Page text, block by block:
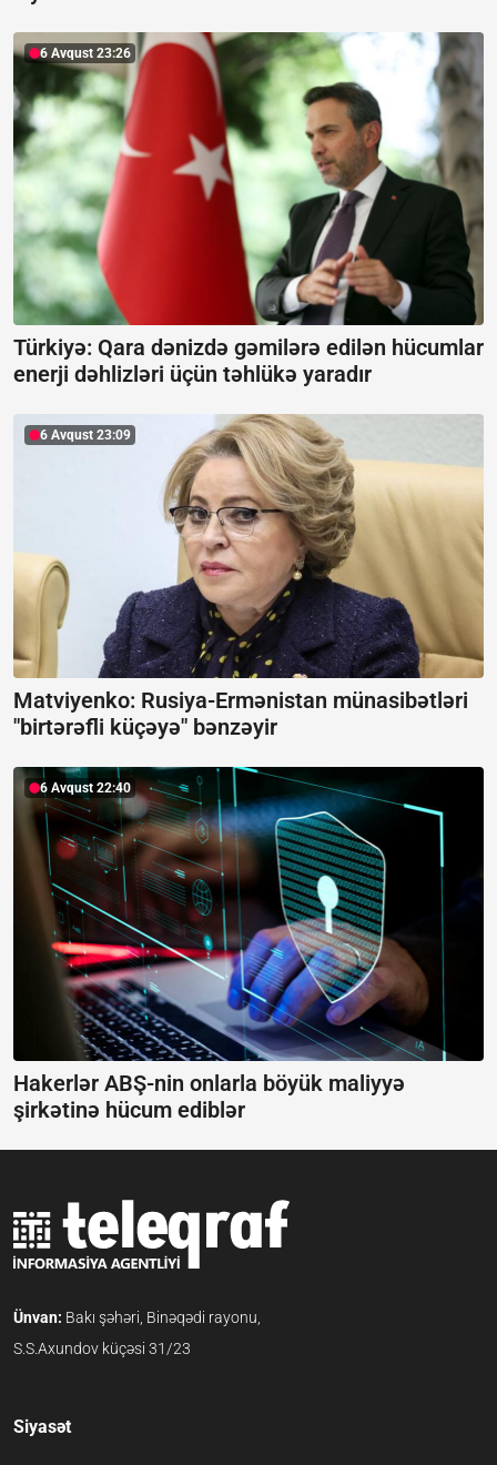
6 Avqust 23:26
Türkiyə: Qara dənizdə gəmilərə edilən hücumlar
enerji dəhlizləri üçün təhlükə yaradır
6 Avqust 23:09
Matviyenko: Rusiya-Ermənistan münasibətləri
"birtərəfli küçəyə" bənzəyir
6 Avqust 22:40
Hakerlər ABŞ-nin onlarla böyük maliyyə
şirkətinə hücum ediblər
Ünvan: Bakı şəhəri, Binəqədi rayonu,
S.S.Axundov küçəsi 31/23
Siyasət